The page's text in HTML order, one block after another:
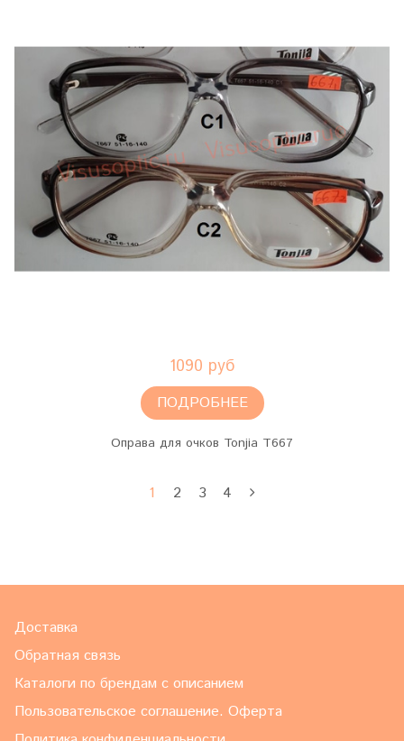
1090 руб
ПОДРОБНЕЕ
Оправа для очков Tonjia T667
1 2 3 4
Доставка
Обратная связь
Каталоги по брендам с описанием
Пользовательское соглашение. Оферта